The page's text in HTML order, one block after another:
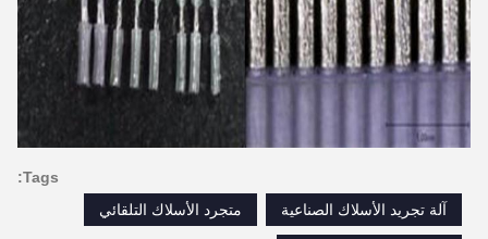
Tags:
آلة تجريد الأسلاك الصناعية
متجرد الأسلاك التلقائي